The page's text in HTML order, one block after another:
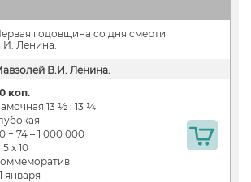
годовщина со дня смерти
Ленина.
В.И. Ленина.
коп.
13 ½ : 13 ¼
+ 74 – 1 000 000
5 х 10
января